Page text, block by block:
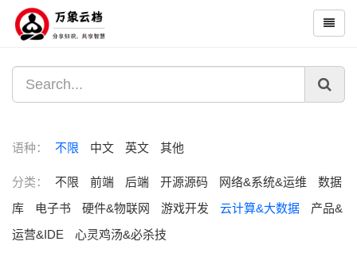
语种： 不限 中文 英文 其他
分类： 不限 前端 后端 开源源码 网络&系统&运维
数据
库
电子书 硬件&物联网 游戏开发 云计算&大数据
产品&
运营&IDE
心灵鸡汤&必杀技